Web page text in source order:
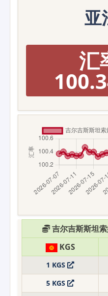
亚
汇
吉尔吉斯斯坦
KGS
1 KGS
5 KGS